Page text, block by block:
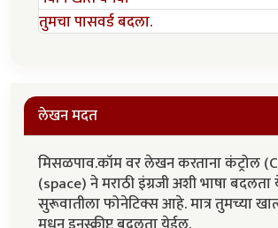
तुमचा पासवर्ड बदला.
लेखन मदत
मिसळपाव.कॉम वर लेखन करताना कंट्रोल
(space) ने मराठी इंग्रजी अशी भाषा बदलता
सुरूवातीला फोनेटिक्स आहे. मात्र तुमच्या